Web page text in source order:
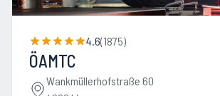
4.6(1875)
ÖAMTC
Wankmüllerhofstraße 60